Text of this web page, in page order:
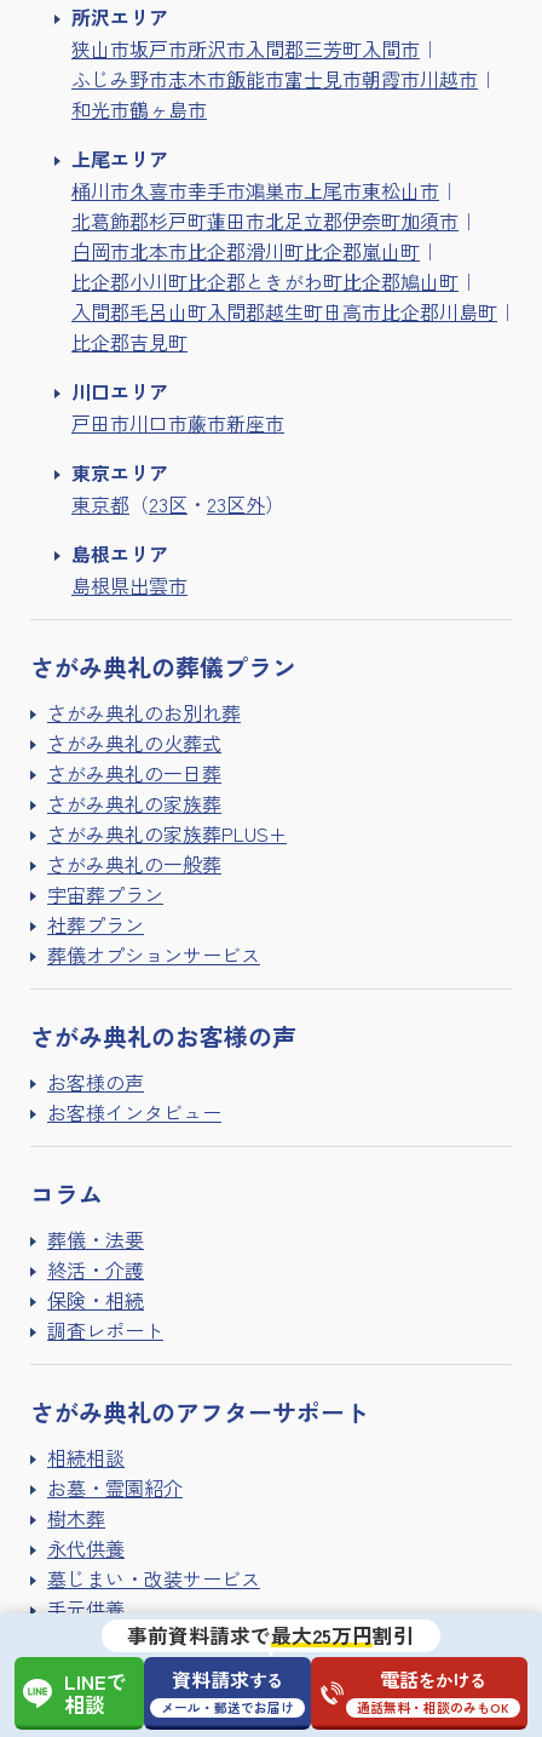
所沢エリア
狭山市坂戸市所沢市入間郡三芳町入間市
ふじみ野市志木市飯能市富士見市朝霞市川越市
和光市鶴ヶ島市
上尾エリア
桶川市久喜市幸手市鴻巣市 上尾市東松山市
北葛飾郡杉戸町蓮田市北足立郡伊奈町加須市
白岡市北本市比企郡滑川町比企郡嵐山町
比企郡小川町比企郡ときがわ町比企郡鳩山町
入間郡毛呂山町入間郡越生町日高市比企郡川島町
比企郡吉見町
川口エリア
戸田市川口市蕨市新座市
東京エリア
東京都 （23区 ・ 23区外）
島根エリア
島根県出雲市
さがみ典礼の葬儀プラン
さがみ典礼のお別れ葬
さがみ典礼の火葬式
さがみ典礼の一日葬
さがみ典礼の家族葬
さがみ典礼の家族葬PLUS+
さがみ典礼の一般葬
宇宙葬プラン
社葬プラン
葬儀オプションサービス
さがみ典礼のお客様の声
お客様の声
お客様インタビュー
コラム
葬儀・法要
終活・介護
保険・相続
調査レポート
さがみ典礼のアフターサポート
相続相談
お墓・霊園紹介
樹木葬
永代供養
墓じまい・改装サービス
手元供養
遺品整理・ハウスクリーニング
寺院紹介サービス
事前資料請求で最大25万円割引
LINEで
相談
資料請求する
メール・郵送でお届け
電話をかける
通話無料・相談のみもOK